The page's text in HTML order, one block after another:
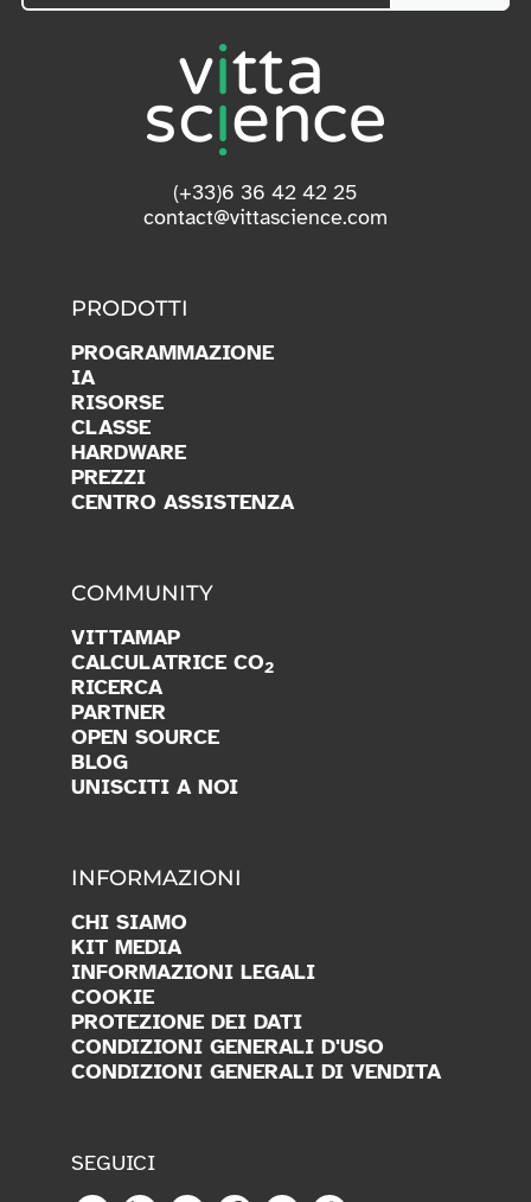
(+33)6 36 42 42 25
contact@vittascience.com
PRODOTTI
PROGRAMMAZIONE
IA
RISORSE
CLASSE
HARDWARE
PREZZI
CENTRO ASSISTENZA
COMMUNITY
VITTAMAP
CALCULATRICE CO2
RICERCA
PARTNER
OPEN SOURCE
BLOG
UNISCITI A NOI
INFORMAZIONI
CHI SIAMO
KIT MEDIA
INFORMAZIONI LEGALI
COOKIE
PROTEZIONE DEI DATI
CONDIZIONI GENERALI D'USO
CONDIZIONI GENERALI DI VENDITA
SEGUICI